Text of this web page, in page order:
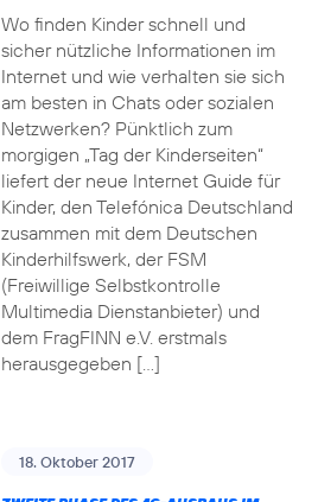
Wo finden Kinder schnell und
sicher nützliche Informationen im
Internet und wie verhalten sie sich
am besten in Chats oder sozialen
Netzwerken? Pünktlich zum
morgigen „Tag der Kinderseiten“
liefert der neue Internet Guide für
Kinder, den Telefónica Deutschland
zusammen mit dem Deutschen
Kinderhilfswerk, der FSM
(Freiwillige Selbstkontrolle
Multimedia Dienstanbieter) und
dem FragFINN e.V. erstmals
herausgegeben […]
18. Oktober 2017